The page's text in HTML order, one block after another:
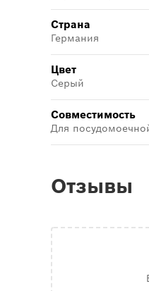
Страна
Германия
Цвет
Серый
Совместимость
Для
Отзывы